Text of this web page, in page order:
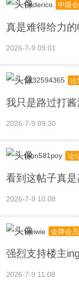
Federico 中级
真是难得给力的
2026-7-9 09:01
1132594365 论
我只是路过打酱
2026-7-9 09:30
mon581poy 论
看到这帖子真是
2026-7-9 10:08
weiwie 金牌会员
强烈支持楼主
2026-7-9 11:08